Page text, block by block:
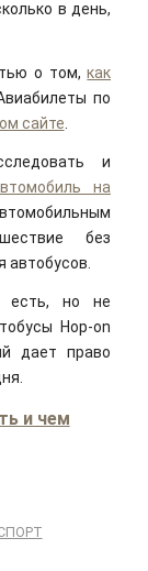
в день,
о том,как
по
сайте
и
на
без
автобусов.
есть, но не
Hop-on
дает право
и чем